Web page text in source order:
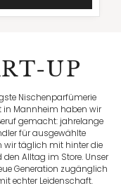
UP
Nischenparfümerie
in Mannheim haben wir
gemacht: jahrelange
für ausgewählte
wir täglich mit hinter die
den Alltag im Store. Unser
Generation zugänglich
echter Leidenschaft.